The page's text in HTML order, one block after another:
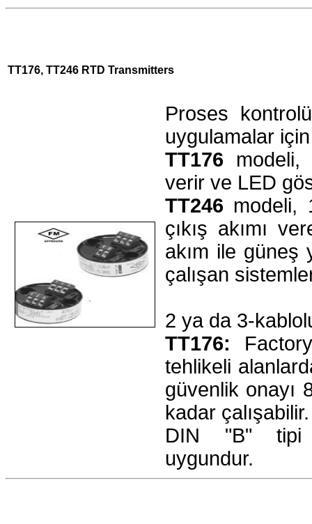
TT176, TT246 RTD Transmitters
Proses
uygulamalar
TT176 modeli,
verir ve LED
TT246 modeli,
çıkış akımı
akım ile güneş
çalışan
2 ya da 3-
TT176:
tehlikeli
güvenlik onayı
kadar çalışabilir.
DIN "B" tipi
uygundur.